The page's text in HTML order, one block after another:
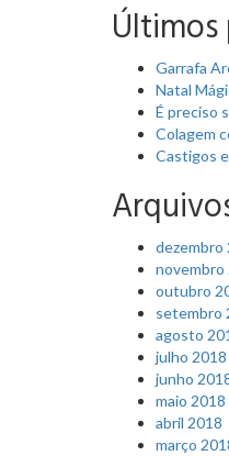
Garrafa
Natal
É preciso
Colagem
Castigos
dezembro
novembro
outubro
setembro
agosto
julho 2018
junho
maio 2018
abril 2018
março